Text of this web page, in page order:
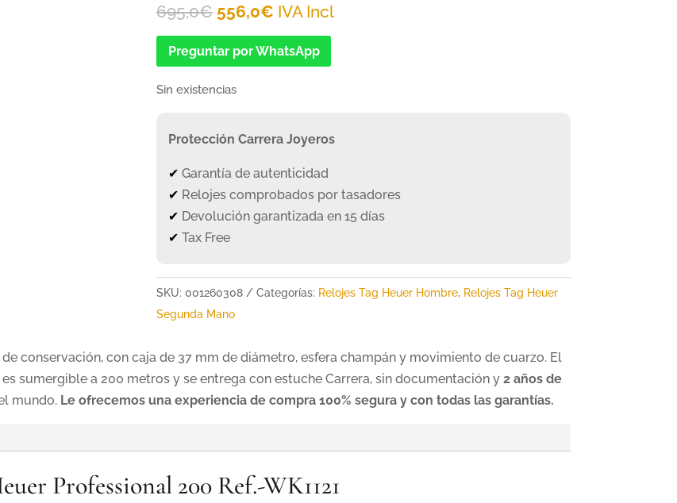
695,0€ El
precio
original
695,0€.
556,0€ El
precio
actual
IVA Incl
Preguntar por WhatsApp
Sin existencias
Protección Carrera Joyeros
✔Garantía de autenticidad
✔ Relojes comprobados por tasadores
✔ Devolución garantizada en 15 días
✔Tax Free
SKU:001260308 Categorías: Relojes Tag Heuer Hombre, Relojes Tag Heuer
Segunda Mano
conservación, con caja de 37 mm de diámetro, esfera champán y movimiento de cuarzo. El
es sumergible a 200 metros y se entrega con estuche Carrera, sin documentación y2 años de
mundo. Le ofrecemos una experiencia de compra 100% segura y con todas las garantías.
Professional 200 Ref.-WK1121